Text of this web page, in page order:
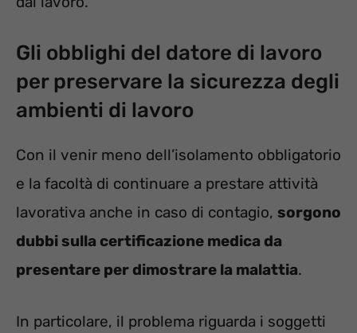
Gli obblighi del datore di lavoro
per preservare la sicurezza degli
ambienti di lavoro
Con il venir meno dell’isolamento obbligatorio
e la facoltà di continuare a prestare attività
lavorativa anche in caso di contagio, sorgono
dubbi sulla certificazione medica da
presentare per dimostrare la malattia.
In particolare, il problema riguarda i soggetti